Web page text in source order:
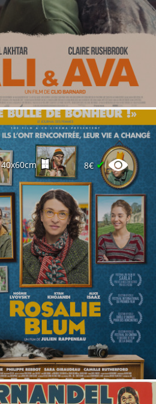
40x60cm 8€ ✔